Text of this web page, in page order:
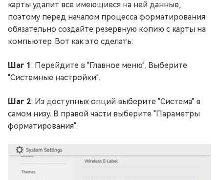
карты удалит все имеющиеся на ней данные,
поэтому перед началом процесса форматирования
обязательно создайте резервную копию с карты на
компьютер. Вот как это сделать:
Шаг 1 : Перейдите в "Главное меню". Выберите
"Системные настройки".
Шаг 2: Из доступных опций выберите "Система" в
самом низу. В правой части выберите "Параметры
форматирования".